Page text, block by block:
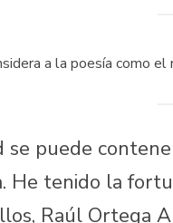
a la poesía como
se puede
He tenido la
Raúl Ortega